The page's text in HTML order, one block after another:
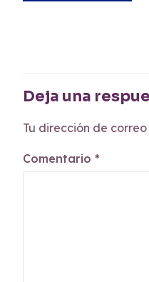
Deja una
Tu dirección de
Comentario *